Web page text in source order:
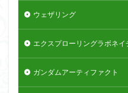
ウェザリング
エクスプローリングラボネイ
ガンダムアーティファクト